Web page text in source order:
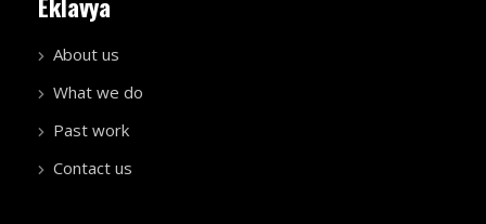
About us
What we do
Past work
Contact us